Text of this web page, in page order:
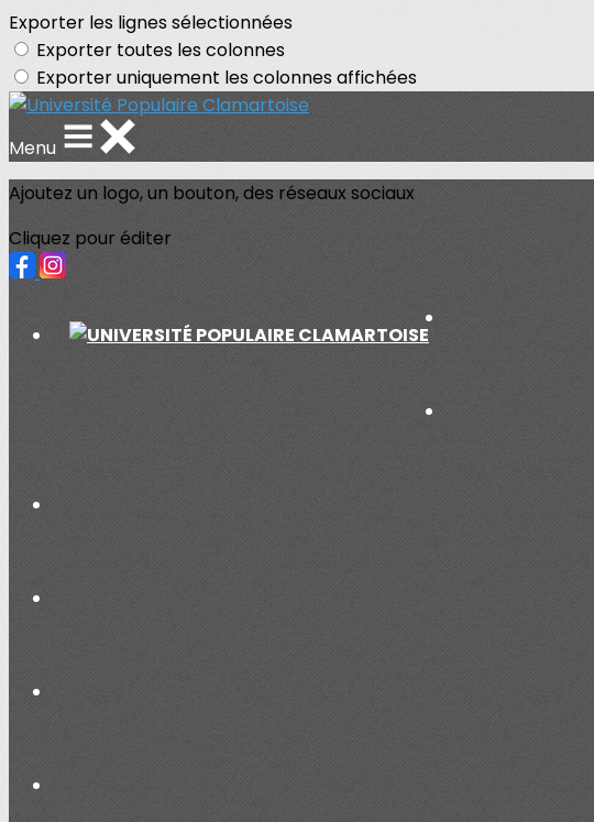
Exporter les lignes sélectionnées
Exporter toutes les colonnes
Exporter uniquement les colonnes affichées
Menu
Ajoutez un logo, un bouton, des réseaux sociaux
Cliquez pour éditer